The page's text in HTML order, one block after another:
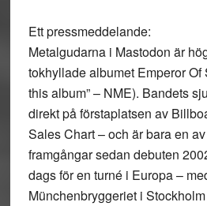
Ett pressmeddelande:
Metalgudarna i Mastodon är
tokhyllade albumet Emperor Of
this album” – NME). Bandets
direkt på förstaplatsen av
Sales Chart – och är bara en
framgångar sedan debuten
dags för en turné i Europa –
Münchenbryggeriet i